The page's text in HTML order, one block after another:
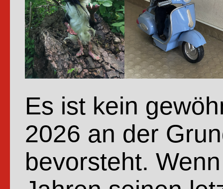
Es ist kein
2026 an der
bevorsteht.